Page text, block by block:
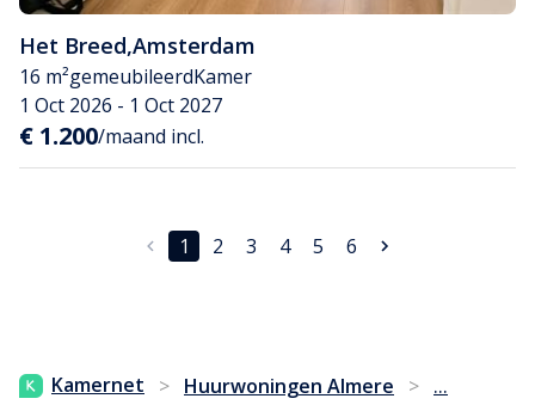
Het Breed,Amsterdam
16 m²gemeubileerdKamer
1 Oct 2026 - 1 Oct 2027
€ 1.200/maand incl.
1 2 3 4 5 6
Kamernet > Huurwoningen Almere > ...